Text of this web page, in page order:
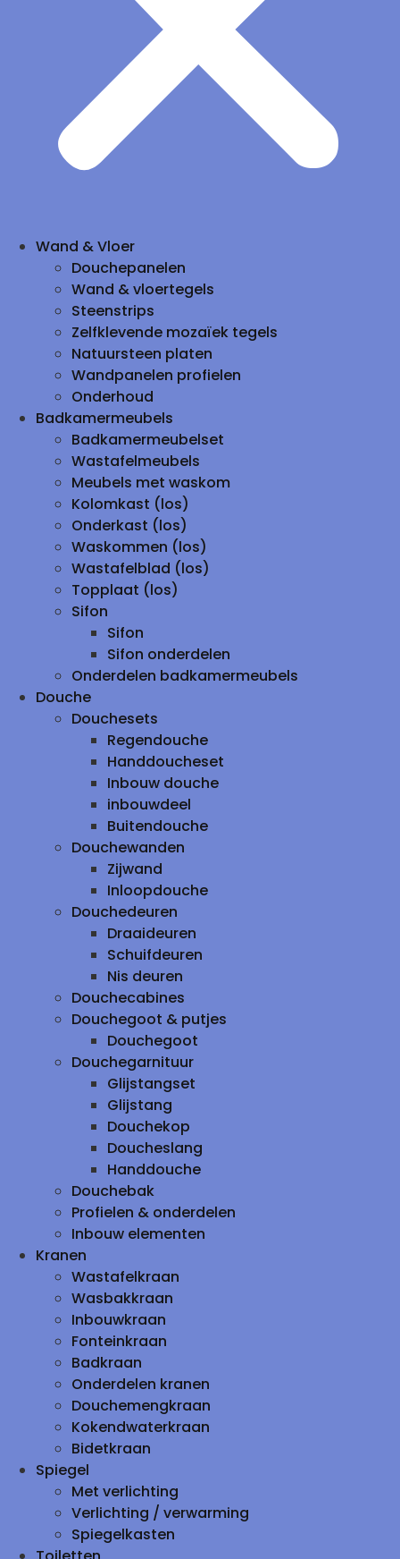
Wand & Vloer
Douchepanelen
Wand & vloertegels
Steenstrips
Zelfklevende mozaïek tegels
Natuursteen platen
Wandpanelen profielen
Onderhoud
Badkamermeubels
Badkamermeubelset
Wastafelmeubels
Meubels met waskom
Kolomkast (los)
Onderkast (los)
Waskommen (los)
Wastafelblad (los)
Topplaat (los)
Sifon
Sifon
Sifon onderdelen
Onderdelen badkamermeubels
Douche
Douchesets
Regendouche
Handdoucheset
Inbouw douche
inbouwdeel
Buitendouche
Douchewanden
Zijwand
Inloopdouche
Douchedeuren
Draaideuren
Schuifdeuren
Nis deuren
Douchecabines
Douchegoot & putjes
Douchegoot
Douchegarnituur
Glijstangset
Glijstang
Douchekop
Doucheslang
Handdouche
Douchebak
Profielen & onderdelen
Inbouw elementen
Kranen
Wastafelkraan
Wasbakkraan
Inbouwkraan
Fonteinkraan
Badkraan
Onderdelen kranen
Douchemengkraan
Kokendwaterkraan
Bidetkraan
Spiegel
Met verlichting
Verlichting / verwarming
Spiegelkasten